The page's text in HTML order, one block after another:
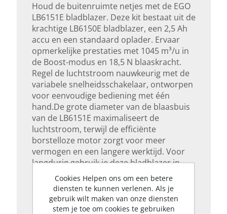
Houd de buitenruimte netjes met de EGO
LB6151E bladblazer. Deze kit bestaat uit de
krachtige LB6150E bladblazer, een 2,5 Ah
accu en een standaard oplader. Ervaar
opmerkelijke prestaties met 1045 m³/u in
de Boost-modus en 18,5 N blaaskracht.
Regel de luchtstroom nauwkeurig met de
variabele snelheidsschakelaar, ontworpen
voor eenvoudige bediening met één
hand.De grote diameter van de blaasbuis
van de LB6151E maximaliseert de
luchtstroom, terwijl de efficiënte
borstelloze motor zorgt voor meer
vermogen en een langere werktijd. Voor
langdurig gebruik je deze bladblazer in
combinatie met het EGO Power+
draagharnas.Maak van tuinonderhoud
een fluitje van een cent met de LB6151E
bladblazerset!
Cookies Helpen ons om een betere
diensten te kunnen verlenen. Als je
gebruik wilt maken van onze diensten
stem je toe om cookies te gebruiken